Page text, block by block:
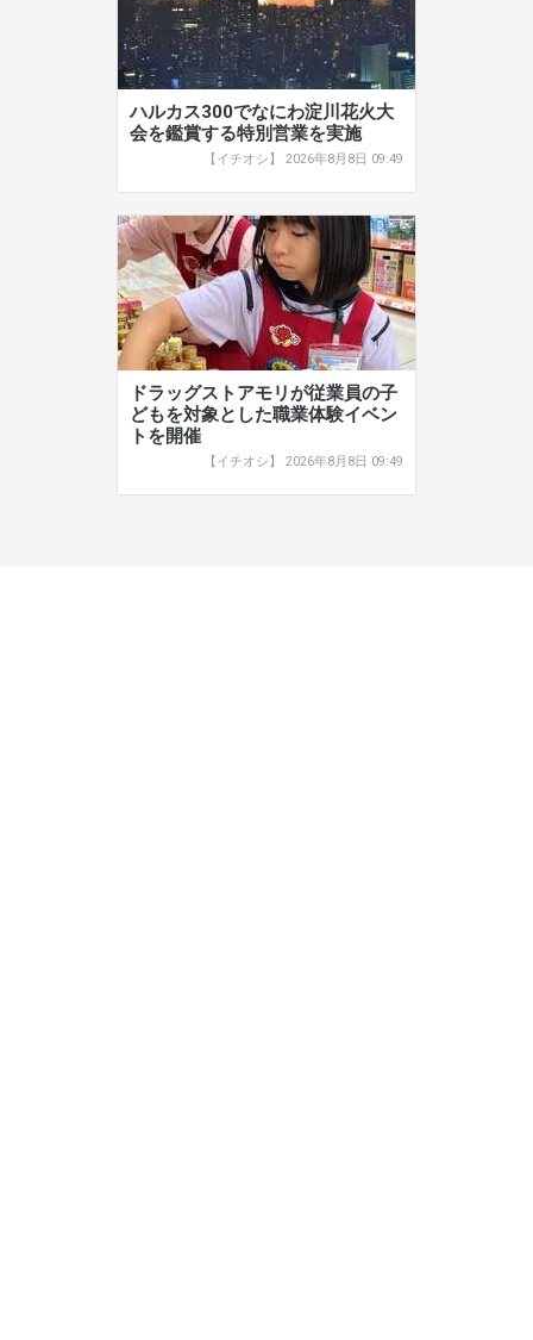
ハルカス300でなにわ淀川花火大
会を鑑賞する特別営業を実施
【イチオシ】 2026年8月8日 09:49
ドラッグストアモリが従業員の子
どもを対象とした職業体験イベン
トを開催
【イチオシ】 2026年8月8日 09:49